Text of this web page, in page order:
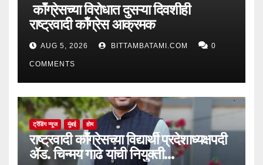
काँग्रेसच्या विरोधात दुसऱ्या दिवशीही
राष्ट्रवादी काँग्रेस आक्रमक
AUG 5, 2026 BITTAMBATAMI.COM 0
COMMENTS
ट्रेंडिंग न्यूज मुंबई होम
राष्ट्रवादी काँग्रेसच्या विद्यार्थी प्रदेशाध्यक्षपदी
ॲड. चिन्मय गाढे यांची नियुक्ती…